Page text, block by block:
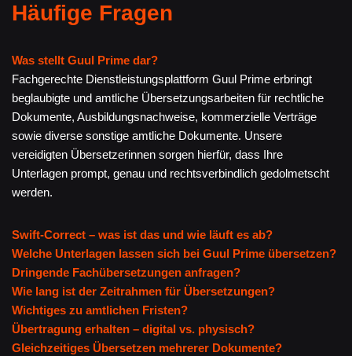
Häufige Fragen
Was stellt Guul Prime dar?
Fachgerechte Dienstleistungsplattform Guul Prime erbringt
beglaubigte und amtliche Übersetzungsarbeiten für rechtliche
Dokumente, Ausbildungsnachweise, kommerzielle Verträge
sowie diverse sonstige amtliche Dokumente. Unsere
vereidigten Übersetzerinnen sorgen hierfür, dass Ihre
Unterlagen prompt, genau und rechtsverbindlich gedolmetscht
werden.
Swift-Correct – was ist das und wie läuft es ab?
Welche Unterlagen lassen sich bei Guul Prime übersetzen?
Dringende Fachübersetzungen anfragen?
Wie lang ist der Zeitrahmen für Übersetzungen?
Wichtiges zu amtlichen Fristen?
Übertragung erhalten – digital vs. physisch?
Gleichzeitiges Übersetzen mehrerer Dokumente?